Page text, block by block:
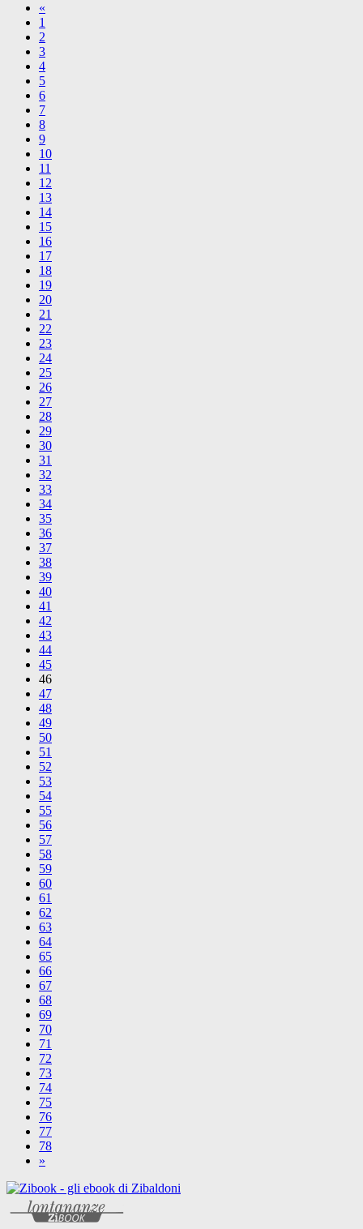
«
1
2
3
4
5
6
7
8
9
10
11
12
13
14
15
16
17
18
19
20
21
22
23
24
25
26
27
28
29
30
31
32
33
34
35
36
37
38
39
40
41
42
43
44
45
46
47
48
49
50
51
52
53
54
55
56
57
58
59
60
61
62
63
64
65
66
67
68
69
70
71
72
73
74
75
76
77
78
»